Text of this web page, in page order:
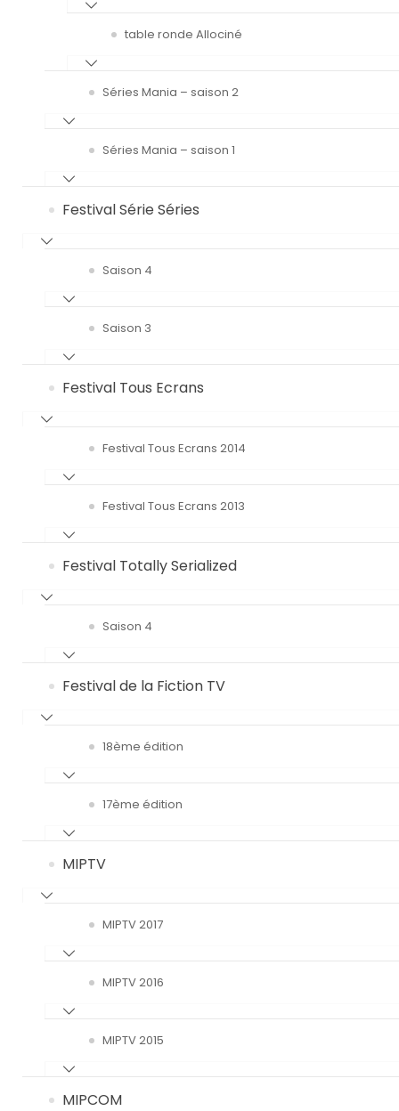
table ronde Allociné
Séries Mania – saison 2
Séries Mania – saison 1
Festival Série Séries
Saison 4
Saison 3
Festival Tous Ecrans
Festival Tous Ecrans 2014
Festival Tous Ecrans 2013
Festival Totally Serialized
Saison 4
Festival de la Fiction TV
18ème édition
17ème édition
MIPTV
MIPTV 2017
MIPTV 2016
MIPTV 2015
MIPCOM